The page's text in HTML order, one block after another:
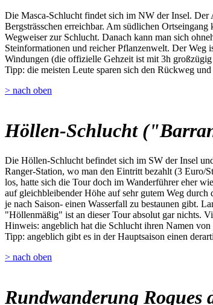
Die Masca-Schlucht findet sich im NW der Insel. Der
Bergsträsschen erreichbar. Am südlichen
Wegweiser zur Schlucht. Danach kann man sich
Steinformationen und reicher Pflanzenwelt. Der Weg
Windungen (die offizielle Gehzeit ist mit 3h
Tipp: die meisten Leute sparen sich den Rückweg
> nach oben
Höllen-Schlucht
Die Höllen-Schlucht befindet sich im SW der Insel
Ranger-Station, wo man den Eintritt bezahlt (3 Euro/
los, hatte sich die Tour doch im Wanderführer eher
auf gleichbleibender Höhe auf sehr gutem Weg
je nach Saison- einen Wasserfall zu bestaunen gibt.
"Höllenmäßig" ist an dieser Tour absolut gar nichts.
Hinweis: angeblich hat die Schlucht ihren Namen
Tipp: angeblich gibt es in der Hauptsaison einen
> nach oben
Rundwanderung Roques